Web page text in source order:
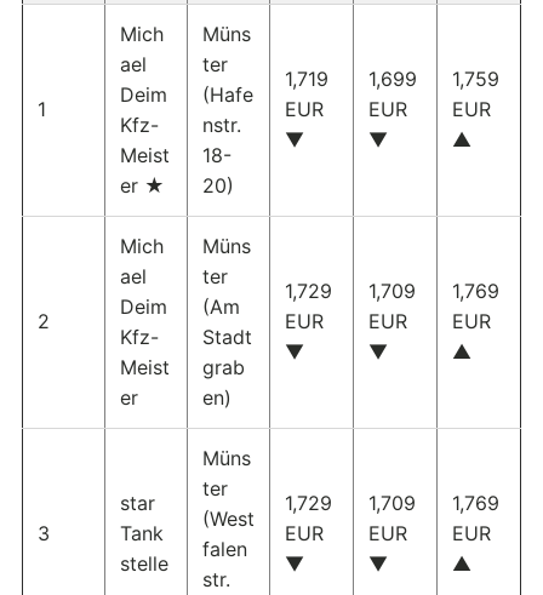
1
Mich
ael
Deim
Kfz-
Meist
er ★
Müns
ter
(Hafe
nstr.
18-
20)
1,719
EUR
▼
1,699
EUR
▼
1,759
EUR
▲
2
Mich
ael
Deim
Kfz-
Meist
er
Müns
ter
(Am
Stadt
grab
en)
1,729
EUR
▼
1,709
EUR
▼
1,769
EUR
▲
3
star
Tank
stelle
Müns
ter
(West
falen
str.
1,729
EUR
▼
1,709
EUR
▼
1,769
EUR
▲